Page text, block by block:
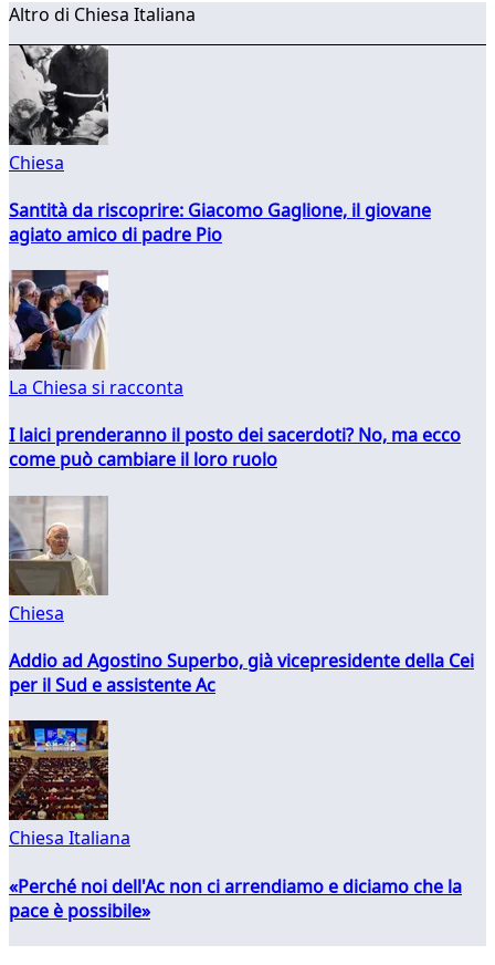
Altro di Chiesa Italiana
Chiesa
Santità da riscoprire: Giacomo Gaglione, il giovane
agiato amico di padre Pio
La Chiesa si racconta
I laici prenderanno il posto dei sacerdoti? No, ma ecco
come può cambiare il loro ruolo
Chiesa
Addio ad Agostino Superbo, già vicepresidente della Cei
per il Sud e assistente Ac
Chiesa Italiana
«Perché noi dell'Ac non ci arrendiamo e diciamo che la
pace è possibile»